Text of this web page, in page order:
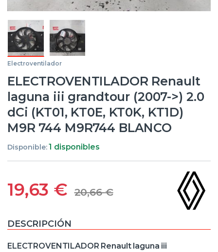
Electroventilador
ELECTROVENTILADOR Renault
laguna iii grandtour (2007->) 2.0
dCi (KT01, KT0E, KT0K, KT1D)
M9R 744 M9R744 BLANCO
Disponible:1 disponibles
19,63 € 20,66€
DESCRIPCIÓN
ELECTROVENTILADOR Renault laguna iii